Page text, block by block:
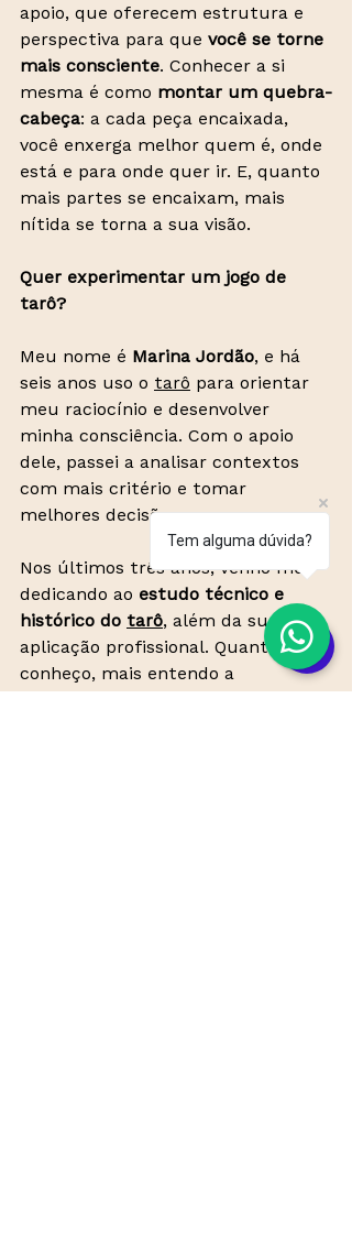
apoio, que oferecem estrutura e
perspectiva para que você se torne
mais consciente. Conhecer a si
mesma é como montar um quebra-
cabeça: a cada peça encaixada,
você enxerga melhor quem é, onde
está e para onde quer ir. E, quanto
mais partes se encaixam, mais
nítida se torna a sua visão.
Quer experimentar um jogo de
tarô?
Meu nome é Marina Jordão, e há
seis anos uso o tarô para orientar
meu raciocínio e desenvolver
minha consciência. Com o apoio
dele, passei a analisar contextos
com mais critério e tomar
melhores decisões.
Nos últimos três anos, venho me
dedicando ao estudo técnico e
histórico do tarô, além da sua
aplicação profissional. Quanto mais
conheço, mais entendo a
Tem alguma dúvida?